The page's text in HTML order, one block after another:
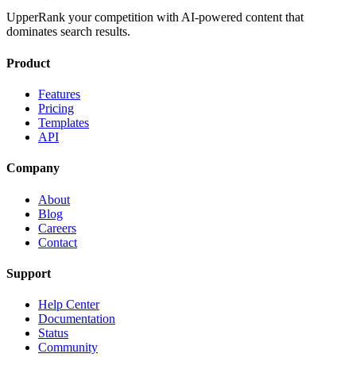
UpperRank your competition with AI-powered content that
dominates search results.
Product
Features
Pricing
Templates
API
Company
About
Blog
Careers
Contact
Support
Help Center
Documentation
Status
Community